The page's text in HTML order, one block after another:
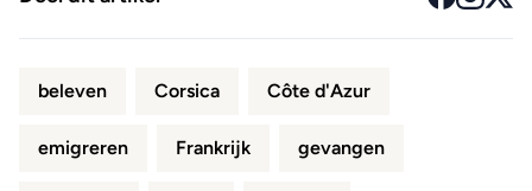
beleven Corsica Côte d'Azur
emigreren Frankrijk gevangen